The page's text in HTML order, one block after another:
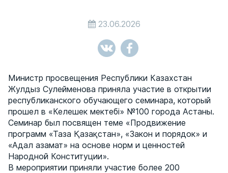
23.06.2026
Министр просвещения Республики Казахстан
Жулдыз Сулейменова приняла участие в открытии
республиканского обучающего семинара, который
прошел в «Келешек мектебі» №100 города Астаны.
Семинар был посвящен теме «Продвижение
программ «Таза Қазақстан», «Закон и порядок» и
«Адал азамат» на основе норм и ценностей
Народной Конституции».
В мероприятии приняли участие более 200